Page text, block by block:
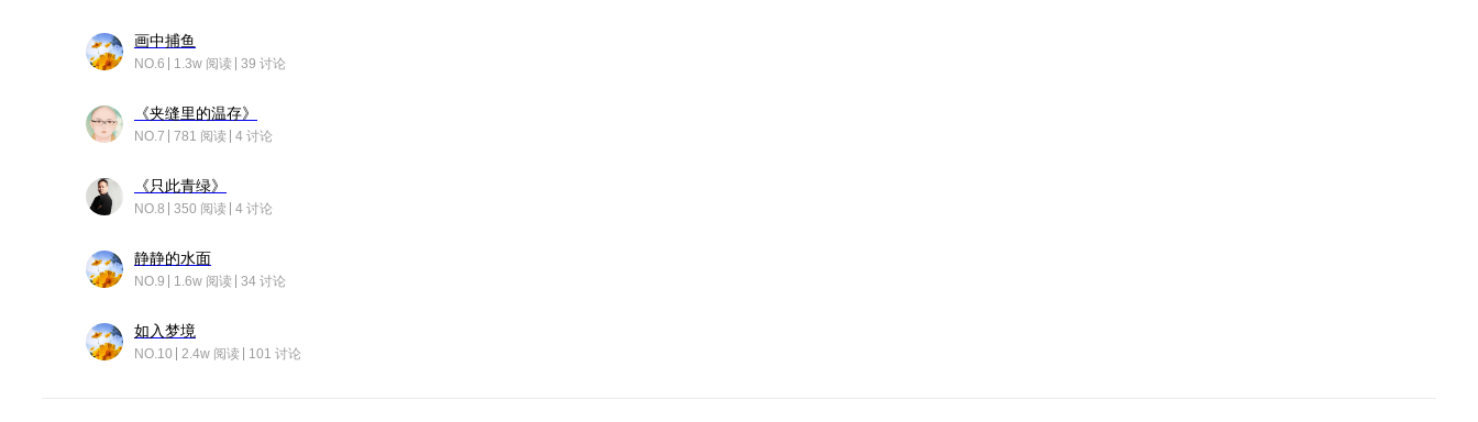
画中捕鱼
NO.6 1.3w 阅读 39 讨论
《夹缝里的温存》
NO.7 781 阅读 4 讨论
《只此青绿》
NO.8 350 阅读 4 讨论
静静的水面
NO.9 1.6w 阅读 34 讨论
如入梦境
NO.10 2.4w 阅读 101 讨论